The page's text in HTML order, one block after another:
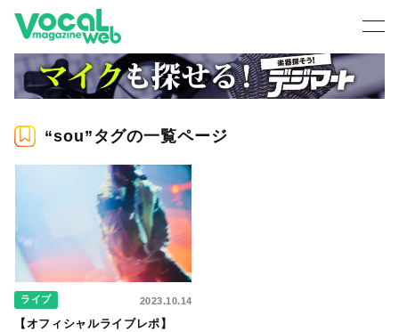
“sou”タグの一覧ページ
ライブ 2023.10.14
【オフィシャルライブレポ】